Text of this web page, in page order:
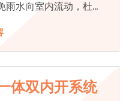
雨水向室内流动，杜绝
体双内开系统